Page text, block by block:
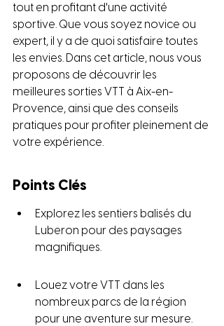
tout en profitant d'une activité
sportive. Que vous soyez novice ou
expert, il y a de quoi satisfaire toutes
les envies. Dans cet article, nous vous
proposons de découvrir les
meilleures sorties VTT à Aix-en-
Provence, ainsi que des conseils
pratiques pour profiter pleinement de
votre expérience.
Points Clés
Explorez les sentiers balisés du
Luberon pour des paysages
magnifiques.
Louez votre VTT dans les
nombreux parcs de la région
pour une aventure sur mesure.